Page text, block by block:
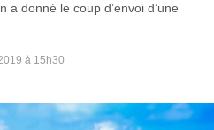
a donné le coup d’envoi d’une
à 15h30